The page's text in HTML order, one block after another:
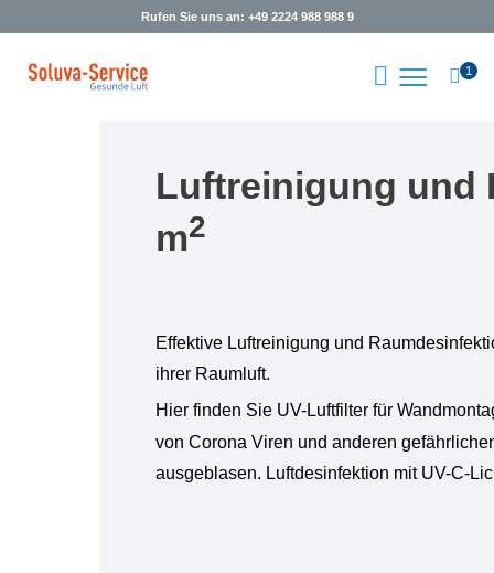
Rufen Sie uns an: +49 2224 988 988 9
1
Luftreinigung und
m2
Effektive Luftreinigung und
ihrer Raumluft.
Hier finden Sie UV-Luftfilter für
von Corona Viren und anderen
ausgeblasen. Luftdesinfektion mit UV-C-